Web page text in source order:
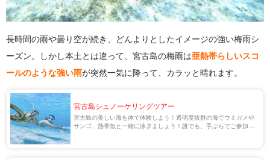
長時間の雨や曇り空が続き、どんよりとしたイメージの強い梅雨シ
ーズン。しかし本土とは違って、宮古島の梅雨は亜熱帯らしいスコ
ールのような強い雨が突然一気に降って、カラッと晴れます。
宮古島シュノーケリングツアー
宮古島の美しい海を体で体験しよう！透明度抜群の海でウミガメや
サンゴ、熱帯魚と一緒に泳ぎましょう！誰でも、手ぶらでご参加可